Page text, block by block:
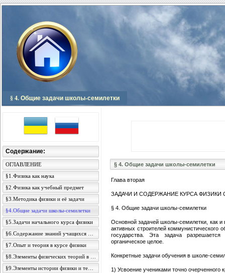
§ 4. Общие задачи школы-семилетки
§ 4. Общие задачи школы-семилетки
Глава вторая
ЗАДАЧИ И СОДЕРЖАНИЕ КУРСА
§ 4. Общие задачи школы-семилетки
Основной задачей школы-семилетки, как и
активных строителей коммунистического
государства. Эта задача
органическое целое.
Конкретные задачи обучения в школе-
1) Усвоение учениками точно очерченного
Содержание:
ОГЛАВЛЕНИЕ
§1.Физика как наука
§2.Физика как учебный предмет
§3.Методика физики и её задачи
§4.Общие задачи школы-семилетки
§5.Задачи начального курса физики
§7.Опыт и теория в курсе физики